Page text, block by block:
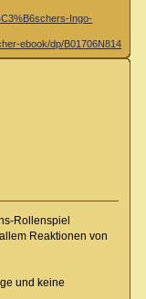
Ingo-
ebook/dp/B01706N814
Rollenspiel
Reaktionen von
und keine